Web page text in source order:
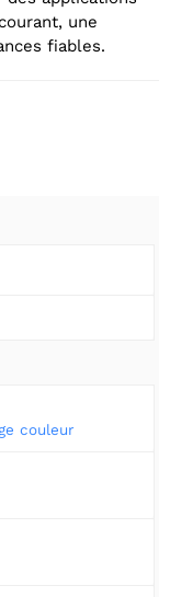
une
fiables.
couleur